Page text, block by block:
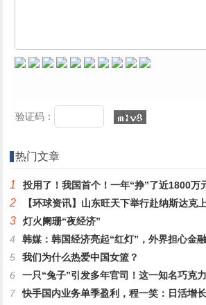
验证码：
热门文章
1 投用了！我国首个！一年“挣”了近1800万
2 【环球资讯】山东旺天下举行赴纳斯达克
3
灯火阑珊“夜经济”
4
韩媒：韩国经济亮起“红灯”，外界担心金
5
我们为什么热爱中国女篮？
6
一只“兔子”引发多年官司！这一知名巧克
7
快手国内业务单季盈利，程一笑：日活增